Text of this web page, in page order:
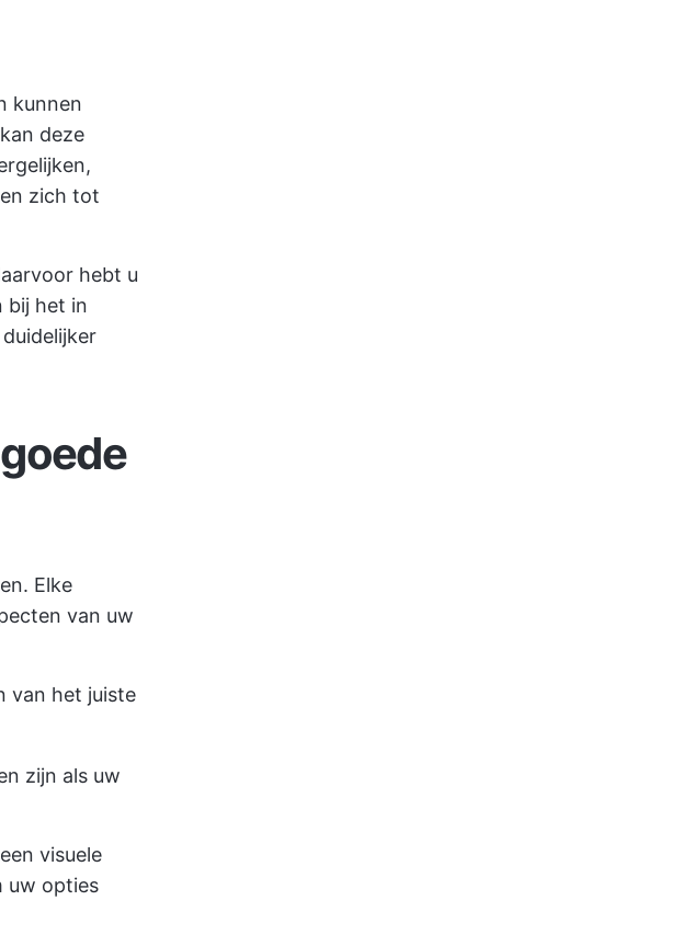
kunnen
deze
zich tot
hebt u
bij het in
Elke
van uw
van het juiste
zijn als uw
visuele
uw opties